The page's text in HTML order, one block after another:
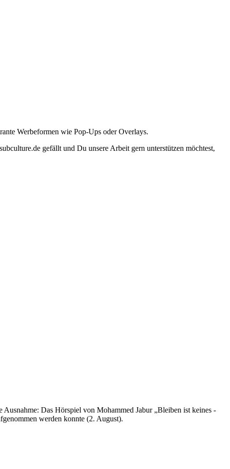
Werbeformen wie Pop-Ups oder Overlays.
gefällt und Du unsere Arbeit gern unterstützen möchtest,
Das Hörspiel von Mohammed Jabur „Bleiben ist keines -
werden konnte (2. August).